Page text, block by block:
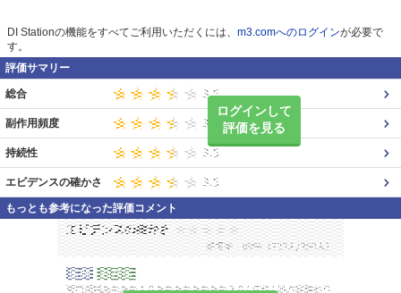
DI Stationの機能をすべてご利用いただくには、 m3.comへのログインが必要で
す。
評価サマリー
ログインして
評価を見る
総合
副作用頻度
持続性
エビデンスの確かさ
もっとも参考になった評価コメント